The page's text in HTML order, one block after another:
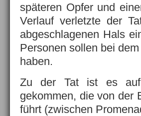
späteren Opfer und
Verlauf verletzte der
abgeschlagenen Hals
Personen sollen bei
haben.
Zu der Tat ist es auf
gekommen, die von der
führt (zwischen